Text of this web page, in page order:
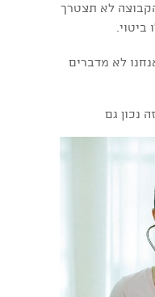
לא תצטרך
לא מדברים
נכון גם